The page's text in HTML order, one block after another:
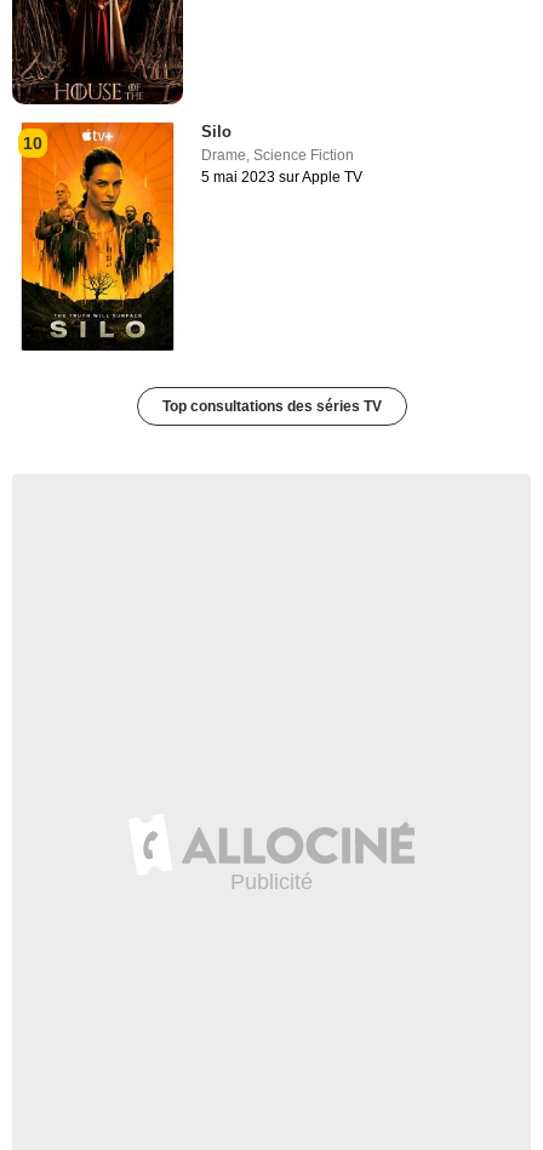
10
Silo
Drame,Science Fiction
5 mai 2023 sur Apple TV
Top consultations des séries TV